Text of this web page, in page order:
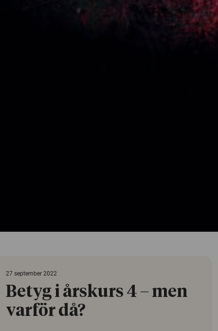
27 september 2022
Betyg i årskurs 4 – men
varför då?